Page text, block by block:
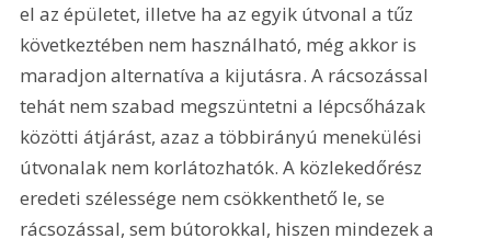
el az épületet, illetve ha az egyik útvonal a tűz
következtében nem használható, még akkor is
maradjon alternatíva a kijutásra. A rácsozással
tehát nem szabad megszüntetni a lépcsőházak
közötti átjárást, azaz a többirányú menekülési
útvonalak nem korlátozhatók. A közlekedőrész
eredeti szélessége nem csökkenthető le, se
rácsozással, sem bútorokkal, hiszen mindezek a